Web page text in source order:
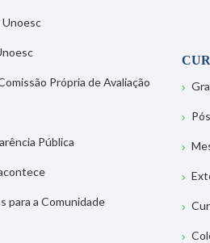
Própria de Avaliação
Pública
para a Comunidade